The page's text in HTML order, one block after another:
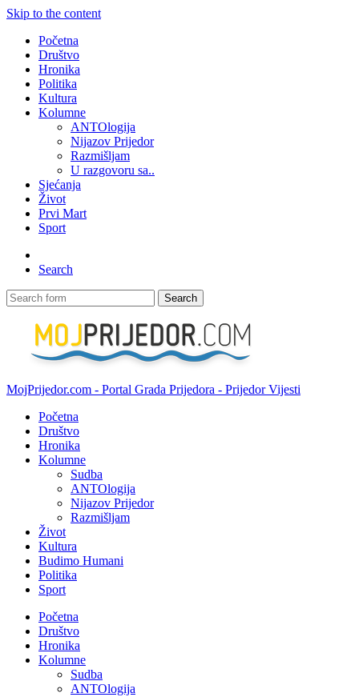
Skip to the content
Početna
Društvo
Hronika
Politika
Kultura
Kolumne
ANTOlogija
Nijazov Prijedor
Razmišljam
U razgovoru sa..
Sjećanja
Život
Prvi Mart
Sport
Search
Search
MojPrijedor.com - Portal Grada Prijedora - Prijedor Vijesti
Početna
Društvo
Hronika
Kolumne
Sudba
ANTOlogija
Nijazov Prijedor
Razmišljam
Život
Kultura
Budimo Humani
Politika
Sport
Početna
Društvo
Hronika
Kolumne
Sudba
ANTOlogija